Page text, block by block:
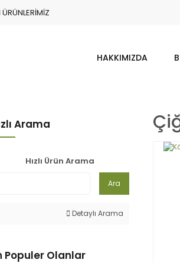
HAKKIMIZDA
Arama
Hızlı Ürün Arama
Ara
Detaylı Arama
Populer Olanlar